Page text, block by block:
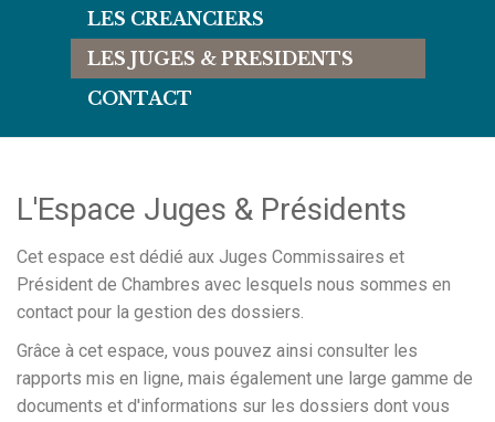
LES CREANCIERS
LES JUGES & PRESIDENTS
CONTACT
L'Espace Juges & Présidents
Cet espace est dédié aux Juges Commissaires et
Président de Chambres avec lesquels nous sommes en
contact pour la gestion des dossiers.
Grâce à cet espace, vous pouvez ainsi consulter les
rapports mis en ligne, mais également une large gamme de
documents et d'informations sur les dossiers dont vous